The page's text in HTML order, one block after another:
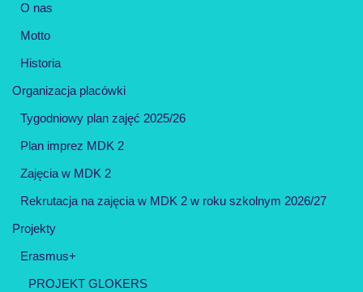
O nas
Motto
Historia
Organizacja placówki
Tygodniowy plan zajęć 2025/26
Plan imprez MDK 2
Zajęcia w MDK 2
Rekrutacja na zajęcia w MDK 2 w roku szkolnym 2026/27
Projekty
Erasmus+
PROJEKT GLOKERS